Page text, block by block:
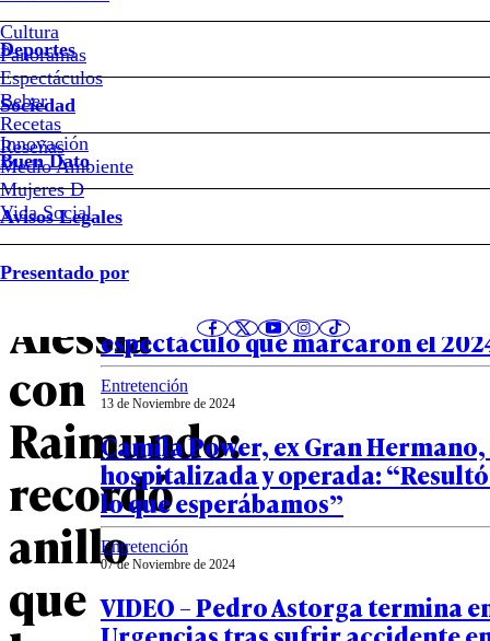
Cultura
Panoramas
Espectáculos
Beber
Recetas
Reseñas
Deportes
Sociedad
Innovación
Medio Ambiente
Mujeres D
Vida Social
Buen Dato
Avisos Legales
Presentado por
Bambino
reaccionó
a
video
de
Alessia
con
Raimundo:
recordó
anillo
que
Notas relacionadas
20 de Diciembre de 2024
VIDEOS – Los diez personajes del
espectáculo que marcaron el
Entretención
13 de Noviembre de 2024
Camila Power, ex Gran
hospitalizada y operada:
lo que esperábamos”
Entretención
07 de Noviembre de 2024
VIDEO – Pedro Astorga termina